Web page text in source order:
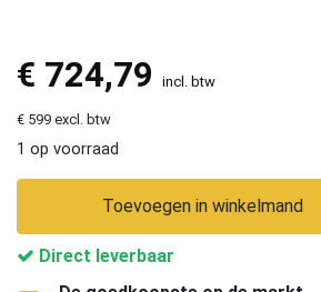
€ 724,79 incl. btw
€ 599 excl. btw
1 op voorraad
Toevoegen in winkelmand
Direct leverbaar